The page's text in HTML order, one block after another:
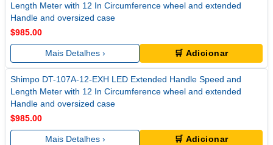
Length Meter with 12 In Circumference wheel and extended
Handle and oversized case
$985.00
Mais Detalhes › 🛒 Adicionar
Shimpo DT-107A-12-EXH LED Extended Handle Speed and
Length Meter with 12 In Circumference wheel and extended
Handle and oversized case
$985.00
Mais Detalhes › 🛒 Adicionar